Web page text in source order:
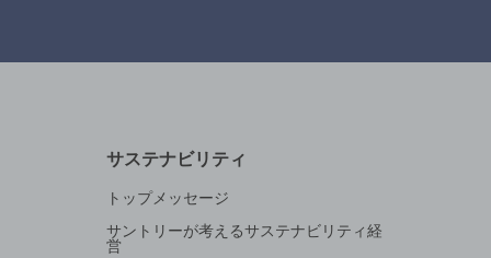
サステナビリティ
トップメッセージ
サントリーが考えるサステナビリティ経
営